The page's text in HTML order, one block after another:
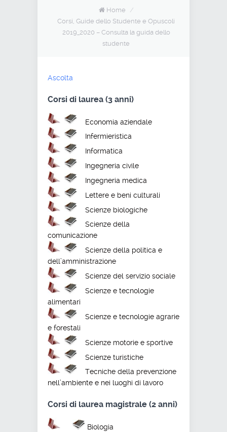
Home
/
Corsi, Guide dello Studente e Opuscoli
2019_2020 – Consulta la guida dello
studente
Ascolta
Corsi di laurea (3 anni)
Economia aziendale
Infermieristica
Informatica
Ingegneria civile
Ingegneria medica
Lettere e beni culturali
Scienze biologiche
Scienze della
comunicazione
Scienze della politica e
dell’amministrazione
Scienze del servizio sociale
Scienze e tecnologie
alimentari
Scienze e tecnologie agrarie
e forestali
Scienze motorie e sportive
Scienze turistiche
Tecniche della prevenzione
nell’ambiente e nei luoghi di lavoro
Corsi di laurea magistrale (2 anni)
Biologia